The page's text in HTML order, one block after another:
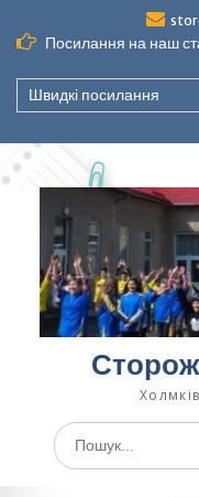
до
вмісту
Посилання на наш
Швидкі посилання
Шукати: